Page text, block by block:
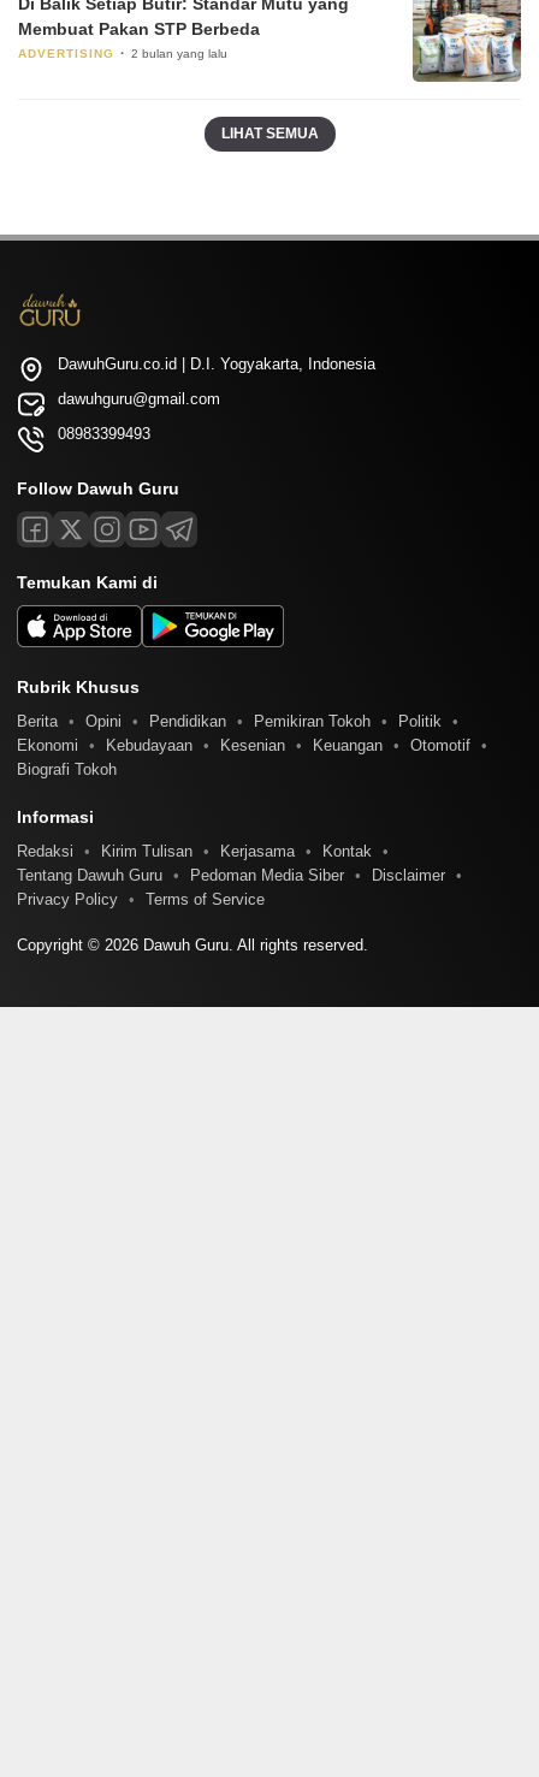
Membuat Pakan STP Berbeda
ADVERTISING 2 bulan yang lalu
LIHAT SEMUA
DawuhGuru.co.id | D.I. Yogyakarta, Indonesia
dawuhguru@gmail.com
08983399493
Follow Dawuh Guru
Temukan Kami di
Rubrik Khusus
Berita Opini Pendidikan Pemikiran Tokoh
Politik
Ekonomi
Kebudayaan Kesenian Keuangan
Otomotif
Biografi Tokoh
Informasi
Redaksi Kirim Tulisan Kerjasama
Kontak
Tentang Dawuh Guru
Pedoman Media Siber
Disclaimer
Privacy Policy
Terms of Service
Copyright © 2026 Dawuh Guru. All rights reserved.